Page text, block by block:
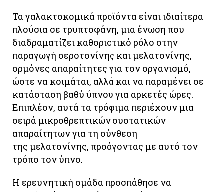
Τα γαλακτοκομικά προϊόντα είναι ιδιαίτερα
πλούσια σε τρυπτοφάνη, μια ένωση που
διαδραματίζει καθοριστικό ρόλο στην
παραγωγή σεροτονίνης και μελατονίνης,
ορμόνες απαραίτητες για τον οργανισμό,
ώστε να κοιμάται, αλλά και να παραμένει σε
κατάσταση βαθύ ύπνου για αρκετές ώρες.
Επιπλέον, αυτά τα τρόφιμα περιέχουν μια
σειρά μικροθρεπτικών συστατικών
απαραίτητων για τη σύνθεση
της μελατονίνης, προάγοντας με αυτό τον
τρόπο τον ύπνο.
Η ερευνητική ομάδα προσπάθησε να